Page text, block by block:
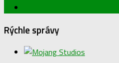
Rýchle správy